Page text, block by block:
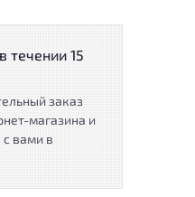
течении 15
заказ
магазина и
вами в